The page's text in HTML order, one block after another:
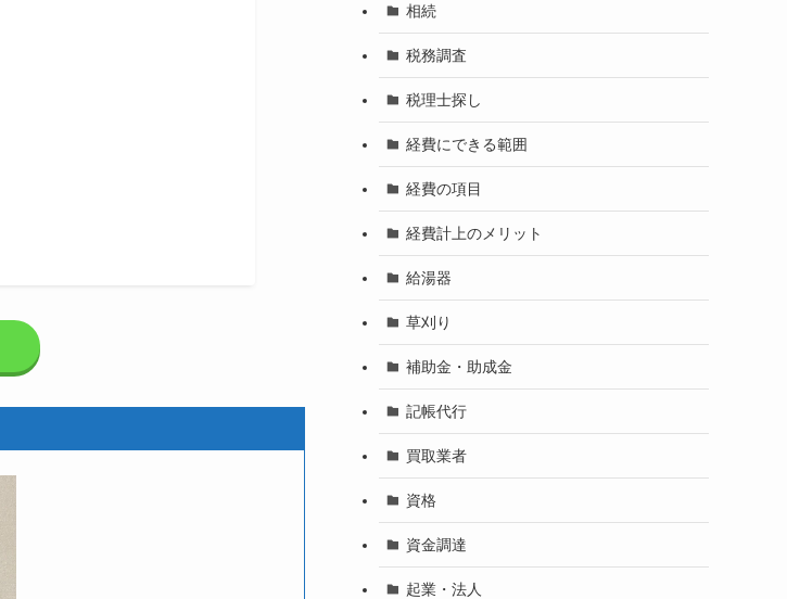
相続
税務調査
税理士探し
経費にできる範囲
経費の項目
経費計上のメリット
給湯器
草刈り
補助金・助成金
記帳代行
買取業者
資格
資金調達
起業・法人